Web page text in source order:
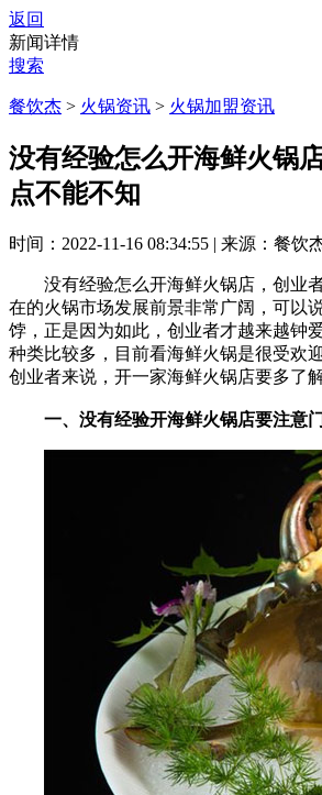
返回
新闻详情
搜索
餐饮杰 > 火锅资讯 > 火锅加盟资讯
没有经验怎么开海鲜火锅
点不能不知
时间：2022-11-16 08:34:55 | 来源：餐饮
没有经验怎么开海鲜火锅店，创业
在的火锅市场发展前景非常广阔，可以
饽，正是因为如此，创业者才越来越钟
种类比较多，目前看海鲜火锅是很受欢
创业者来说，开一家海鲜火锅店要多了
一、没有经验开海鲜火锅店要注意